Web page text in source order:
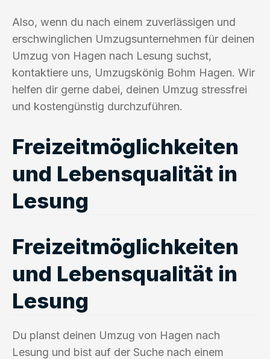
Also, wenn du nach einem zuverlässigen und
erschwinglichen Umzugsunternehmen für deinen
Umzug von Hagen nach Lesung suchst,
kontaktiere uns, Umzugskönig Bohm Hagen. Wir
helfen dir gerne dabei, deinen Umzug stressfrei
und kostengünstig durchzuführen.
Freizeitmöglichkeiten
und Lebensqualität in
Lesung
Freizeitmöglichkeiten
und Lebensqualität in
Lesung
Du planst deinen Umzug von Hagen nach
Lesung und bist auf der Suche nach einem